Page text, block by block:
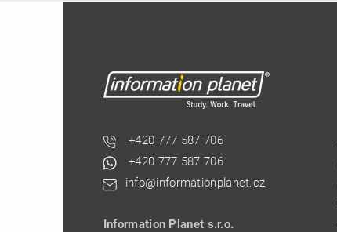
Štěpán na střední škole s
hokejovou akademií v Kanadě
+420 777 587 706
+420 777 587 706
info@informationplanet.cz
Information Planet s.r.o.